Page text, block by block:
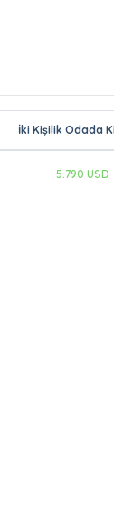
İki Kişilik Odada
5.790 USD